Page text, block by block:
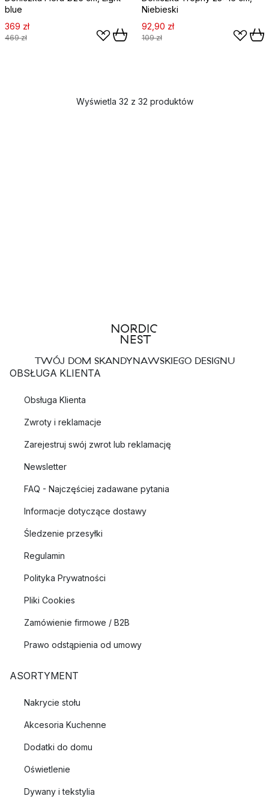
blue
369 zł
469 zł
Niebieski
92,90 zł
109 zł
Wyświetla 32 z 32 produktów
TWÓJ DOM SKANDYNAWSKIEGO DESIGNU
OBSŁUGA KLIENTA
Obsługa Klienta
Zwroty i reklamacje
Zarejestruj swój zwrot lub reklamację
Newsletter
FAQ - Najczęściej zadawane pytania
Informacje dotyczące dostawy
Śledzenie przesyłki
Regulamin
Polityka Prywatności
Pliki Cookies
Zamówienie firmowe / B2B
Prawo odstąpienia od umowy
ASORTYMENT
Nakrycie stołu
Akcesoria Kuchenne
Dodatki do domu
Oświetlenie
Dywany i tekstylia